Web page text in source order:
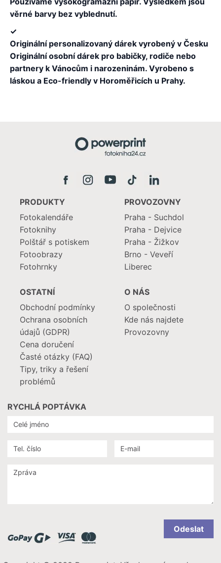
věrné barvy bez vyblednutí.
✓
Originální personalizovaný dárek vyrobený v Česku
Originální osobní dárek pro babičky, rodiče nebo
partnery k Vánocům i narozeninám. Vyrobeno s
láskou a Eco-friendly v Horoměřicích u Prahy.
PRODUKTY
Fotokalendáře
Fotoknihy
Polštář s potiskem
Fotoobrazy
Fotohrnky
PROVOZOVNY
Praha - Suchdol
Praha - Dejvice
Praha - Žižkov
Brno - Veveří
Liberec
OSTATNÍ
Obchodní podmínky
Ochrana osobních
údajů (GDPR)
Cena doručení
Časté otázky (FAQ)
Tipy, triky a řešení
problémů
O NÁS
O společnosti
Kde nás najdete
Provozovny
RYCHLÁ POPTÁVKA
Odeslat